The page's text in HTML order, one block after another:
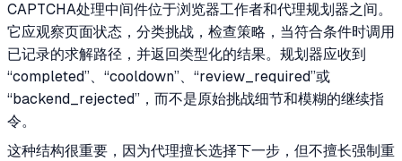
CAPTCHA处理中间件位于浏览器工作者和代理规划器之间。
它应观察页面状态，分类挑战，检查策略，当符合条件时调用
已记录的求解路径，并返回类型化的结果。规划器应收到
“completed”、“cooldown”、“review_required”或
“backend_rejected”，而不是原始挑战细节和模糊的继续指
令。
这种结构很重要，因为代理擅长选择下一步，但不擅长强制重